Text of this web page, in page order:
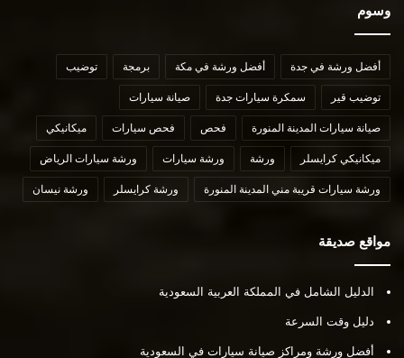
وسوم
أفضل ورشة في جدة أفضل ورشة في مكة برمجة توضيب
توضيب قير سمكرة سيارات جدة صيانة سيارات
صيانة سيارات المدينة المنورة فحص فحص سيارات ميكانيكي
ميكانيكي كرايسلر ورشة ورشة سيارات ورشة سيارات الرياض
ورشة سيارات قريبة مني المدينة المنورة ورشة كرايسلر ورشة نيسان
مواقع صديقة
الدليل الشامل في المملكة العربية السعودية
دليل وقت السرعة
أفضل ورشة ومراكز صيانة سيارات في السعودية